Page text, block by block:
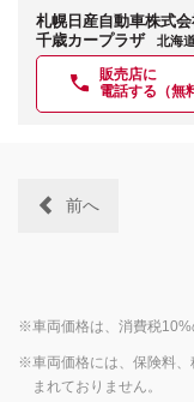
札幌日産自動車株式
千歳カープラザ
北海
販売店に
電話する（無
前へ
※車両価格は、消費税10%
※車両価格には、保険料、
まれておりません。